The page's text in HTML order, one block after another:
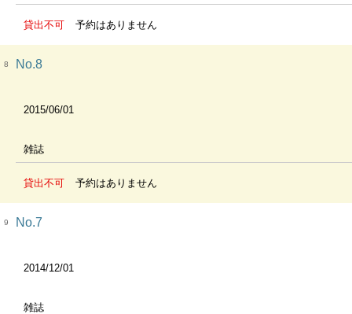
貸出不可 予約はありません
8 No.8
2015/06/01
雑誌
貸出不可 予約はありません
9 No.7
2014/12/01
雑誌